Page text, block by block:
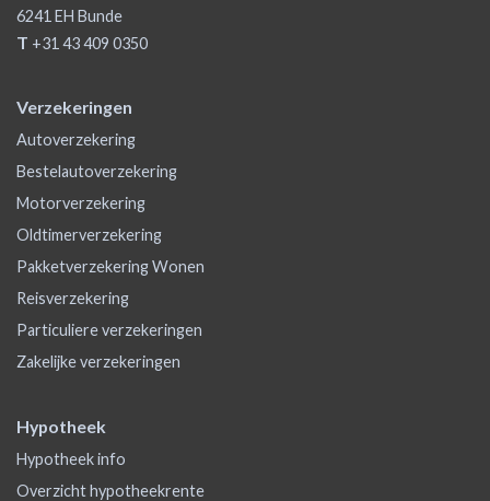
6241 EH Bunde
T +31 43 409 0350
Verzekeringen
Autoverzekering
Bestelautoverzekering
Motorverzekering
Oldtimerverzekering
Pakketverzekering Wonen
Reisverzekering
Particuliere verzekeringen
Zakelijke verzekeringen
Hypotheek
Hypotheek info
Overzicht hypotheekrente